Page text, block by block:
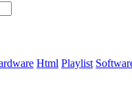
Html Playlist